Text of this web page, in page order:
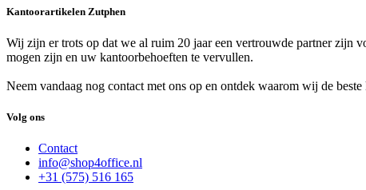
Kantoorartikelen Zutphen
Wij zijn er trots op dat we al ruim 20 jaar een vertrouwde partner zijn
mogen zijn en uw kantoorbehoeften te vervullen.
Neem vandaag nog contact met ons op en ontdek waarom wij de
Volg ons
Contact
info@shop4office.nl
+31 (575) 516 165